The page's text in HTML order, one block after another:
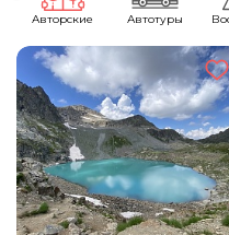
Авторские Автотуры